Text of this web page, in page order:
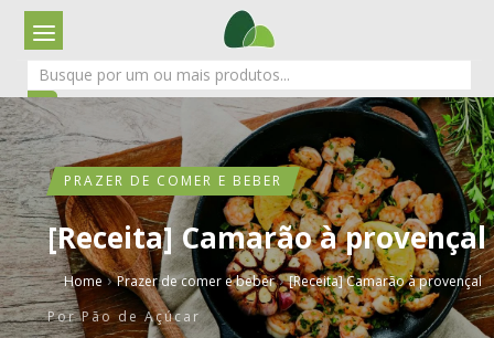
PRAZER DE COMER E BEBER
[Receita] Camarão à provençal
Home › Prazer de comer e beber › [Receita] Camarão à provençal
PorPão de Açúcar